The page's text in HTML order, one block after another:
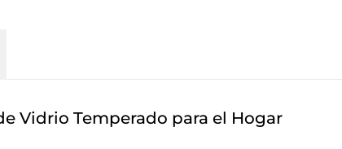
Vidrio Temperado para el Hogar